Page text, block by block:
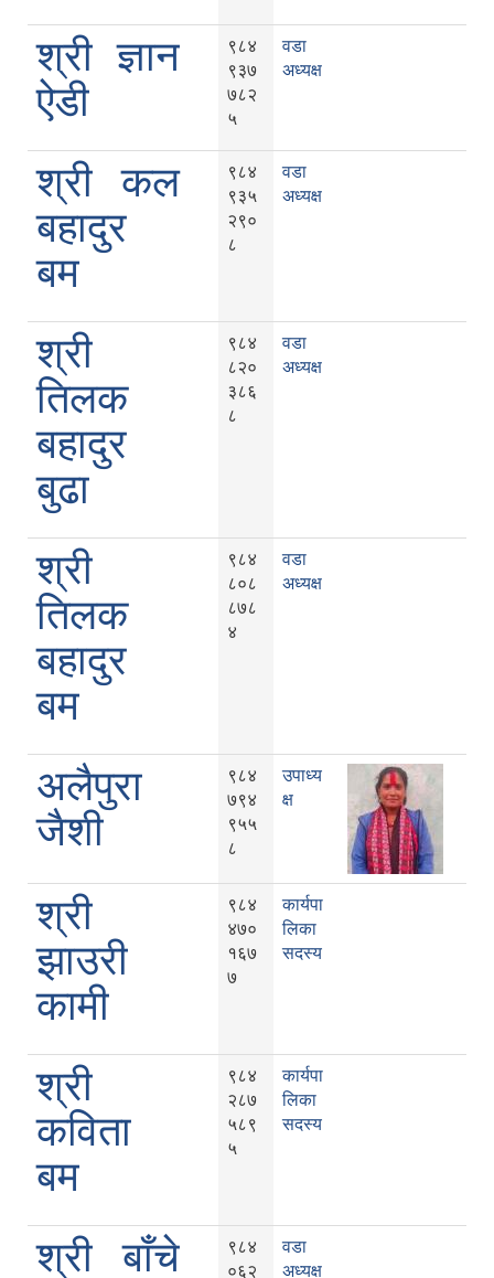
श्री ज्ञान
ऐडी
९८४
९३७
७८२
५
वडा
अध्यक्ष
श्री कल
बहादुर
बम
९८४
९३५
२९०
८
वडा
अध्यक्ष
श्री
तिलक
बहादुर
बुढा
९८४
८२०
३८६
८
वडा
अध्यक्ष
श्री
तिलक
बहादुर
बम
९८४
८०८
८७८
४
वडा
अध्यक्ष
अलैपुरा
जैशी
९८४
७९४
९५५
८
उपाध्य
क्ष
श्री
झाउरी
कामी
९८४
४७०
१६७
७
कार्यपा
लिका
सदस्य
श्री
कविता
बम
९८४
२८७
५८९
५
कार्यपा
लिका
सदस्य
श्री बाँचे
९८४
०६२
वडा
अध्यक्ष